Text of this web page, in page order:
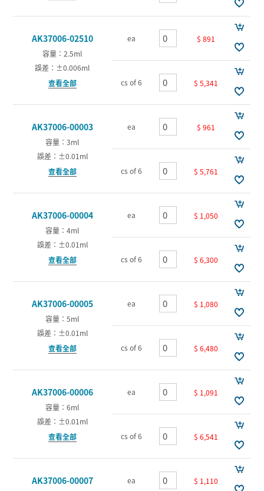
AK37006-02510
容量：2.5ml
誤差：±0.006ml
查看全部
ea $ 891
cs of 6 $ 5,341
AK37006-00003
容量：3ml
誤差：±0.01ml
查看全部
ea $ 961
cs of 6 $ 5,761
AK37006-00004
容量：4ml
誤差：±0.01ml
查看全部
ea $ 1,050
cs of 6 $ 6,300
AK37006-00005
容量：5ml
誤差：±0.01ml
查看全部
ea $ 1,080
cs of 6 $ 6,480
AK37006-00006
容量：6ml
誤差：±0.01ml
查看全部
ea $ 1,091
cs of 6 $ 6,541
AK37006-00007 ea $ 1,110